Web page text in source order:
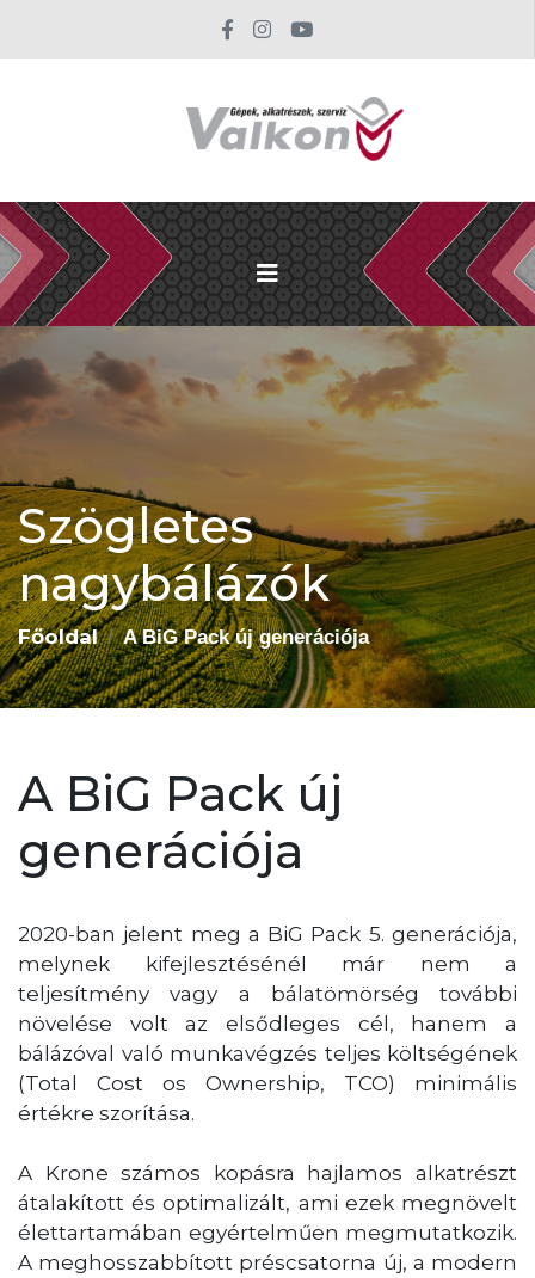
Szögletes
nagybálázók
Főoldal A BiG Pack új generációja
A BiG Pack új
generációja
2020-ban jelent meg a BiG Pack 5. generációja,
melynek kifejlesztésénél már nem a
teljesítmény vagy a bálatömörség további
növelése volt az elsődleges cél, hanem a
bálázóval való munkavégzés teljes költségének
(Total Cost os Ownership, TCO) minimális
értékre szorítása.
A Krone számos kopásra hajlamos alkatrészt
átalakított és optimalizált, ami ezek megnövelt
élettartamában egyértelműen megmutatkozik.
A meghosszabbított préscsatorna új, a modern